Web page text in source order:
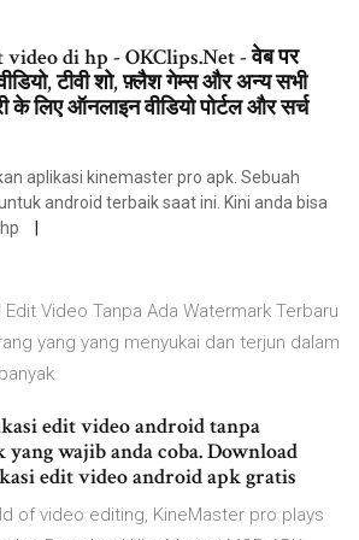
di hp - OKClips.Net - वेब पर
टीवी शो, फ़्लैश गेम्स और अन्य सभी
के लिए ऑनलाइन वीडियो पोर्टल और सर्च
aplikasi kinemaster pro apk. Sebuah
android terbaik saat ini. Kini anda bisa
Edit Video Tanpa Ada Watermark Terbaru
yang yang menyukai dan terjun dalam
edit video android tanpa
wajib anda coba. Download
edit video android apk gratis
of video editing, KineMaster pro plays